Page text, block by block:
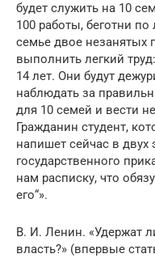
будет служить на 10
100 работы, беготни
семье двое незанятых
выполнить легкий
14 лет. Они будут
наблюдать за
для 10 семей и вести
Гражданин студент,
напишет сейчас в двух
государственного
нам расписку, что
его“».
В. И. Ленин. «Удержат
власть?» (впервые